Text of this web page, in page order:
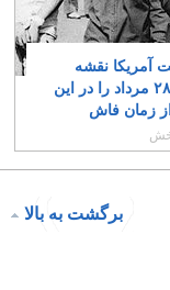
آمریکا نقشه
کودتای ۲۸ مرداد را در این
زمان فاش
برگشت به بالا